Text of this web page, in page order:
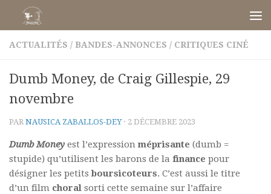
Skip to content
ACTUALITÉS / BANDES-ANNONCES / CRITIQUES CINÉ
Dumb Money, de Craig Gillespie, 29
novembre
PAR NAUSICA ZABALLOS-DEY · 2 DÉCEMBRE 2023
Dumb Money est l’expressionméprisante (dumb =
stupide) qu’utilisent les barons de la finance pour
désigner les petitsboursicoteurs. C’est aussi le titre
d’un film choral sorti cette semaine sur l’affaire